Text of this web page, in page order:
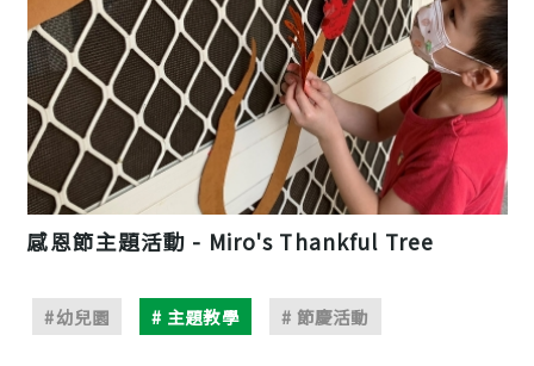
感恩節主題活動 - Miro's Thankful Tree
#幼兒園 # 主題教學 # 節慶活動